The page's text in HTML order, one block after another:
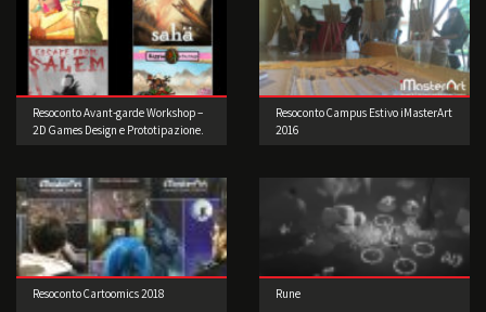
Resoconto Avant-garde Workshop –
2D Games Design e Prototipazione.
Resoconto Campus Estivo iMasterArt
2016
Resoconto Cartoomics 2018 Rune